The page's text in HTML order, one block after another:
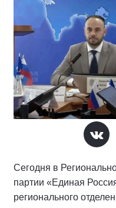
Сегодня в
партии «Единая
регионального